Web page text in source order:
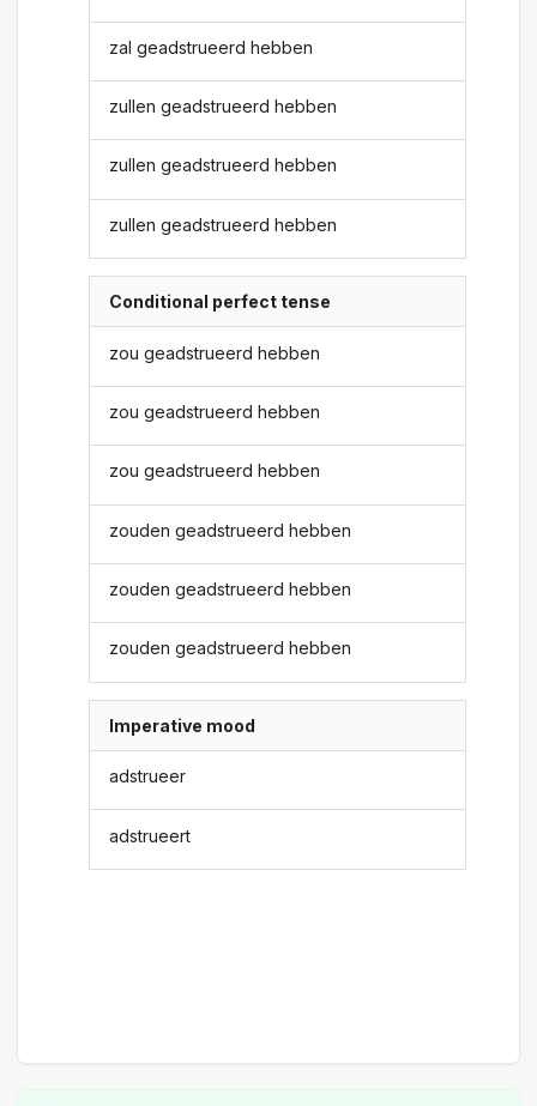
zal geadstrueerd hebben
zullen geadstrueerd hebben
zullen geadstrueerd hebben
zullen geadstrueerd hebben
Conditional perfect tense
zou geadstrueerd hebben
zou geadstrueerd hebben
zou geadstrueerd hebben
zouden geadstrueerd hebben
zouden geadstrueerd hebben
zouden geadstrueerd hebben
Imperative mood
adstrueer
adstrueert